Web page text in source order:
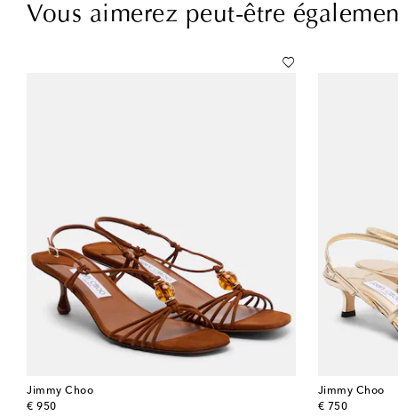
Vous aimerez peut-être
Jimmy Choo
€ 950
original price
Jimmy Choo
€ 750
original price